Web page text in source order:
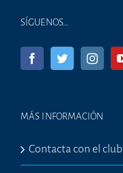
SÍGUENOS…
MÁS INFORMACIÓN
Contacta con el club